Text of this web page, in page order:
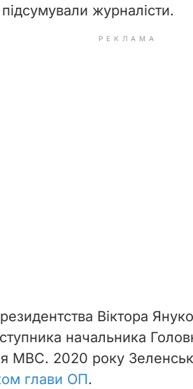
журналісти.
РЕКЛАМА
Віктора
начальника
МВС. 2020 року
глави ОП.